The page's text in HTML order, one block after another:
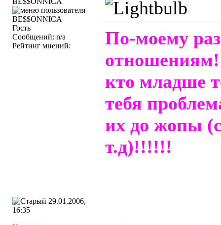
Гость
Сообщений: n/a
Рейтинг мнений:
По-моему
отношениям!
кто младше
тебя
их до жопы
т.д)!!!!!!
29.01.2006,
16:35